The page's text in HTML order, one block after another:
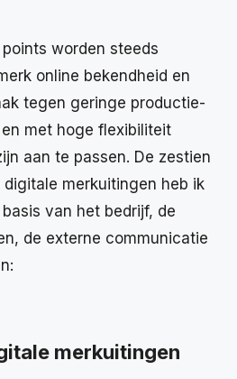
worden steeds
online bekendheid en
tegen geringe productie-
met hoge flexibiliteit
aan te passen. De zestien
merkuitingen heb ik
van het bedrijf, de
de externe communicatie
merkuitingen